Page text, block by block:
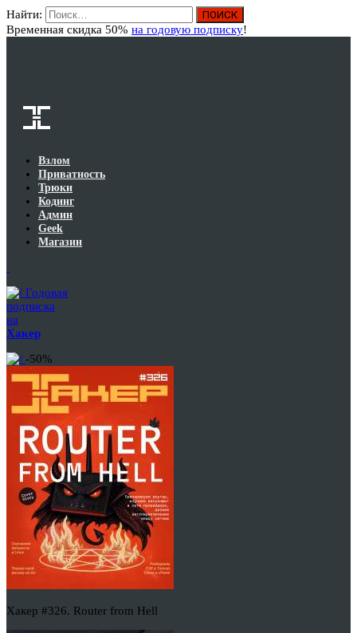
Найти:
Временная скидка 50% на годовую подписку!
Взлом
Приватность
Трюки
Кодинг
Админ
Geek
Магазин
Годовая
подписка
на
Хакер
-50%
Хакер #326. Router from Hell